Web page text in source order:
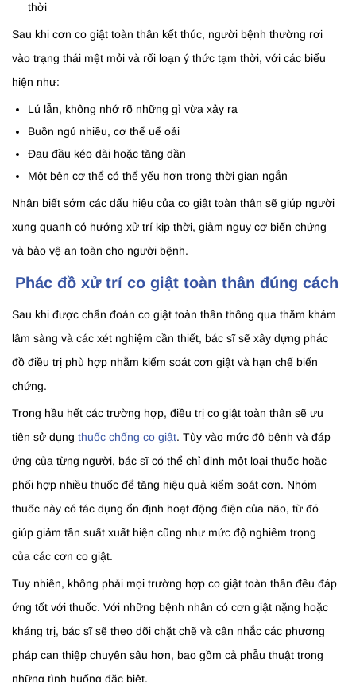
thời
Sau khi cơn co giật toàn thân kết thúc, người bệnh thường rơi
vào trạng thái mệt mỏi và rối loạn ý thức tạm thời, với các biểu
hiện như:
Lú lẫn, không nhớ rõ những gì vừa xảy ra
Buồn ngủ nhiều, cơ thể uể oải
Đau đầu kéo dài hoặc tăng dần
Một bên cơ thể có thể yếu hơn trong thời gian ngắn
Nhận biết sớm các dấu hiệu của co giật toàn thân sẽ giúp người
xung quanh có hướng xử trí kịp thời, giảm nguy cơ biến chứng
và bảo vệ an toàn cho người bệnh.
Phác đồ xử trí co giật toàn thân đúng cách
Sau khi được chẩn đoán co giật toàn thân thông qua thăm khám
lâm sàng và các xét nghiệm cần thiết, bác sĩ sẽ xây dựng phác
đồ điều trị phù hợp nhằm kiểm soát cơn giật và hạn chế biến
chứng.
Trong hầu hết các trường hợp, điều trị co giật toàn thân sẽ ưu
tiên sử dụng thuốc chống co giật. Tùy vào mức độ bệnh và đáp
ứng của từng người, bác sĩ có thể chỉ định một loại thuốc hoặc
phối hợp nhiều thuốc để tăng hiệu quả kiểm soát cơn. Nhóm
thuốc này có tác dụng ổn định hoạt động điện của não, từ đó
giúp giảm tần suất xuất hiện cũng như mức độ nghiêm trọng
của các cơn co giật.
Tuy nhiên, không phải mọi trường hợp co giật toàn thân đều đáp
ứng tốt với thuốc. Với những bệnh nhân có cơn giật nặng hoặc
kháng trị, bác sĩ sẽ theo dõi chặt chẽ và cân nhắc các phương
pháp can thiệp chuyên sâu hơn, bao gồm cả phẫu thuật trong
những tình huống đặc biệt.